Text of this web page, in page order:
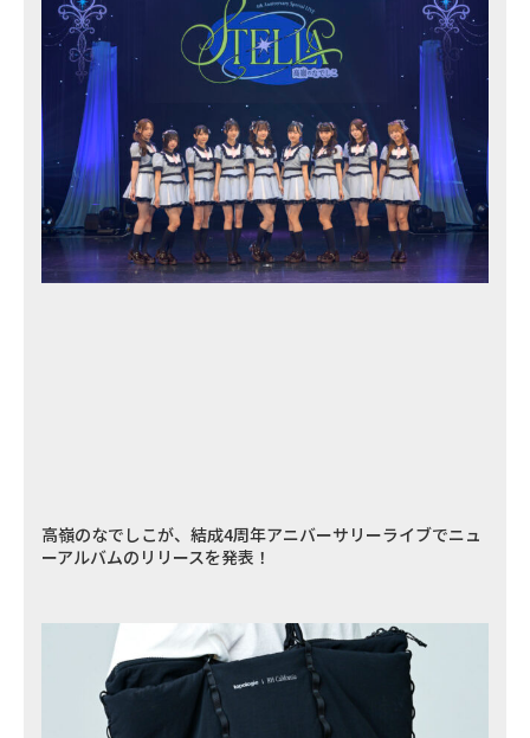
高嶺のなでしこが、結成4周年アニバーサリーライブでニュ
ーアルバムのリリースを発表！